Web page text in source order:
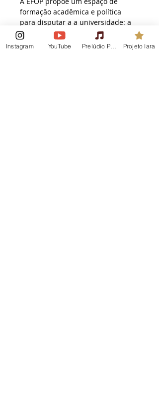
formação acadêmica e política
para disputar a a universidade: a
Circulação da Balbúrdia. Um
espaço de debate sobre a
Instagram YouTube Projeto Iara